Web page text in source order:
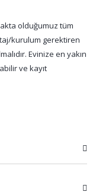
olduğumuz tüm
kurulum gerektiren
Evinize en yakın
ve kayıt